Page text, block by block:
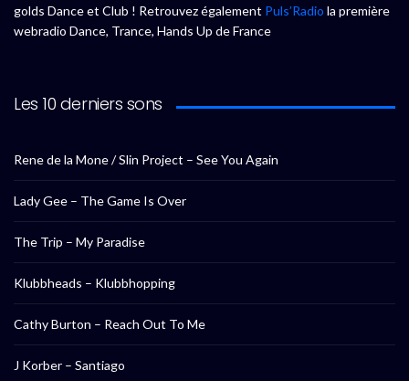
golds Dance et Club ! Retrouvez également Puls’Radio la première
webradio Dance, Trance, Hands Up de France
Les 10 derniers sons
Rene de la Mone / Slin Project – See You Again
Lady Gee – The Game Is Over
The Trip – My Paradise
Klubbheads – Klubbhopping
Cathy Burton – Reach Out To Me
J Korber – Santiago